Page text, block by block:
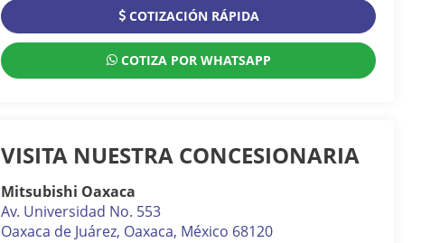
COTIZACIÓN RÁPIDA
COTIZA POR WHATSAPP
VISITA NUESTRA CONCESIONARIA
Mitsubishi Oaxaca
Av. Universidad No. 553
Oaxaca de Juárez, Oaxaca, México 68120